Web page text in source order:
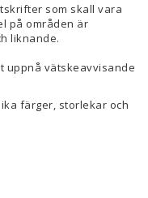
som skall vara
på områden är
liknande.
uppnå vätskeavvisande
färger, storlekar och